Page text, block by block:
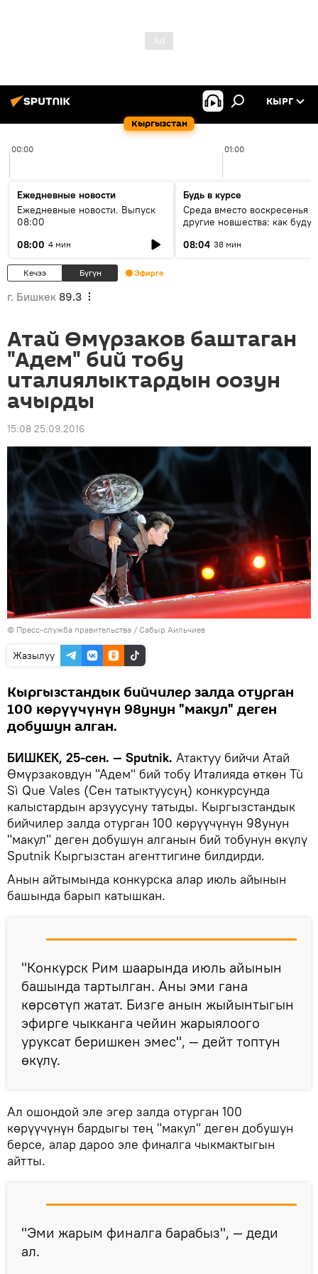
Кыргызстан
КЫРГ
00:00 01:00
Ежедневные новости
Ежедневные новости. Выпуск
08:00
08:00 4 мин
Будь в курсе
Среда вместо воскресенья и
другие новшества: как будут
08:04 38 мин
Кечээ Бүгүн Эфирге
г. Бишкек 89.3
Атай Өмүрзаков баштаган
"Адем" бий тобу
италиялыктардын оозун
ачырды
15:08 25.09.2016
© Пресс-служба правительства / Сабыр Аильчиев
Жазылуу
Кыргызстандык бийчилер залда отурган
100 көрүүчүнүн 98унун "макул" деген
добушун алган.
БИШКЕК, 25-сен. — Sputnik. Атактуу бийчи Атай
Өмүрзаковдун "Адем" бий тобу Италияда өткөн Tù
Sì Que Vales (Сен татыктуусуң) конкурсунда
калыстардын арзуусуну татыды. Кыргызстандык
бийчилер залда отурган 100 көрүүчүнүн 98унун
"макул" деген добушун алганын бий тобунун өкүлү
Sputnik Кыргызстан агенттигине билдирди.
Анын айтымында конкурска алар июль айынын
башында барып катышкан.
"Конкурск Рим шаарында июль айынын
башында тартылган. Аны эми гана
көрсөтүп жатат. Бизге анын жыйынтыгын
эфирге чыкканга чейин жарыялоого
уруксат беришкен эмес", — дейт топтун
өкүлү.
Ал ошондой эле эгер залда отурган 100
көрүүчүнүн бардыгы тең "макул" деген добушун
берсе, алар дароо эле финалга чыкмактыгын
айтты.
"Эми жарым финалга барабыз", — деди
ал.